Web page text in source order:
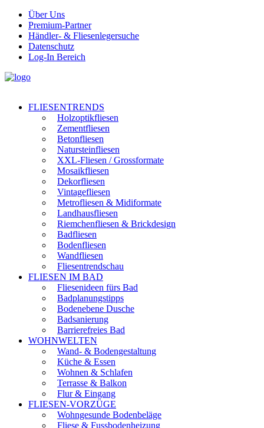
Über Uns
Premium-Partner
Händler- & Fliesenlegersuche
Datenschutz
Log-In Bereich
FLIESENTRENDS
Holzoptikfliesen
Zementfliesen
Betonfliesen
Natursteinfliesen
XXL-Fliesen / Grossformate
Mosaikfliesen
Dekorfliesen
Vintagefliesen
Metrofliesen & Midiformate
Landhausfliesen
Riemchenfliesen & Brickdesign
Badfliesen
Bodenfliesen
Wandfliesen
Fliesentrendschau
FLIESEN IM BAD
Fliesenideen fürs Bad
Badplanungstipps
Bodenebene Dusche
Badsanierung
Barrierefreies Bad
WOHNWELTEN
Wand- & Bodengestaltung
Küche & Essen
Wohnen & Schlafen
Terrasse & Balkon
Flur & Eingang
FLIESEN-VORZÜGE
Wohngesunde Bodenbeläge
Fliese & Fussbodenheizung